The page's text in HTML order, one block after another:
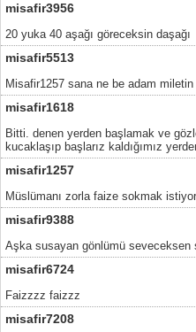
misafir3956
20 yuka 40 aşağı göreceksin daşağı
misafir5513
Misafir1257 sana ne be adam
misafir1618
Bitti. denen yerden başlamak ve
kucaklaşıp başlarız kaldığımız
misafir1257
Müslümanı zorla faize sokmak
misafir9388
Aşka susayan gönlümü seveceksen
misafir6724
Faizzzz faizzz
misafir7208